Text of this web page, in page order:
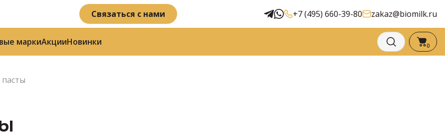
Связаться с нами +7 (495) 660-39-80 zakaz@biomilk.ru
маркиАкцииНовинки 0